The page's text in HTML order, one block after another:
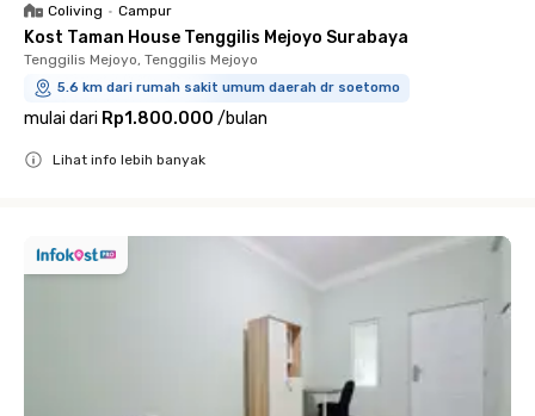
Coliving • Campur
Kost Taman House Tenggilis Mejoyo Surabaya
Tenggilis Mejoyo, Tenggilis Mejoyo
5.6 km dari rumah sakit umum daerah dr soetomo
mulai dari Rp1.800.000 /bulan
Lihat info lebih banyak